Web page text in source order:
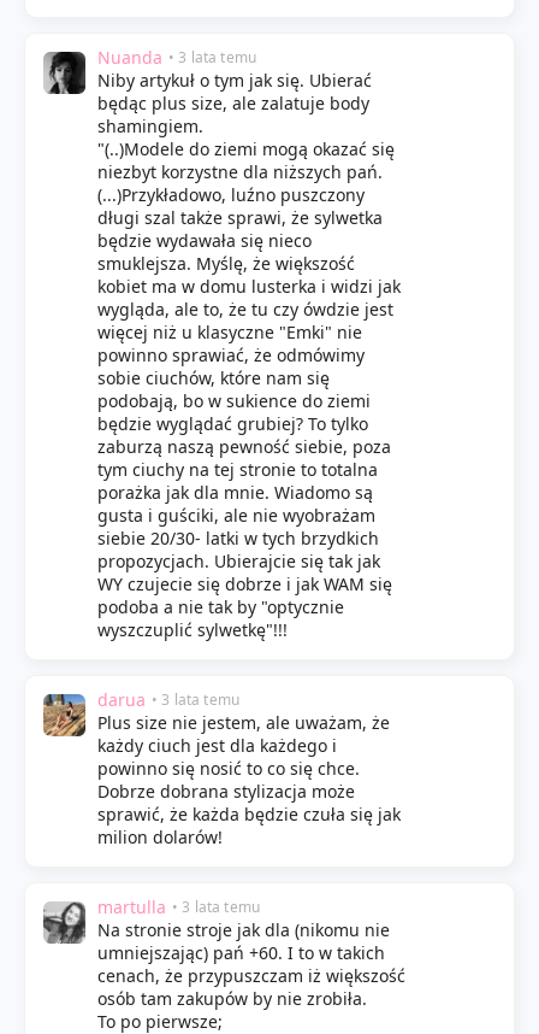
Nuanda • 3 lata temu
Niby artykuł o tym jak się. Ubierać
będąc plus size, ale zalatuje body
shamingiem.
"(..)Modele do ziemi mogą okazać się
niezbyt korzystne dla niższych pań.
(...)Przykładowo, luźno puszczony
długi szal także sprawi, że sylwetka
będzie wydawała się nieco
smuklejsza. Myślę, że większość
kobiet ma w domu lusterka i widzi jak
wygląda, ale to, że tu czy ówdzie jest
więcej niż u klasyczne "Emki" nie
powinno sprawiać, że odmówimy
sobie ciuchów, które nam się
podobają, bo w sukience do ziemi
będzie wyglądać grubiej? To tylko
zaburzą naszą pewność siebie, poza
tym ciuchy na tej stronie to totalna
porażka jak dla mnie. Wiadomo są
gusta i guściki, ale nie wyobrażam
siebie 20/30- latki w tych brzydkich
propozycjach. Ubierajcie się tak jak
WY czujecie się dobrze i jak WAM się
podoba a nie tak by "optycznie
wyszczuplić sylwetkę"!!!
darua • 3 lata temu
Plus size nie jestem, ale uważam, że
każdy ciuch jest dla każdego i
powinno się nosić to co się chce.
Dobrze dobrana stylizacja może
sprawić, że każda będzie czuła się jak
milion dolarów!
martulla • 3 lata temu
Na stronie stroje jak dla (nikomu nie
umniejszając) pań +60. I to w takich
cenach, że przypuszczam iż większość
osób tam zakupów by nie zrobiła.
To po pierwsze;